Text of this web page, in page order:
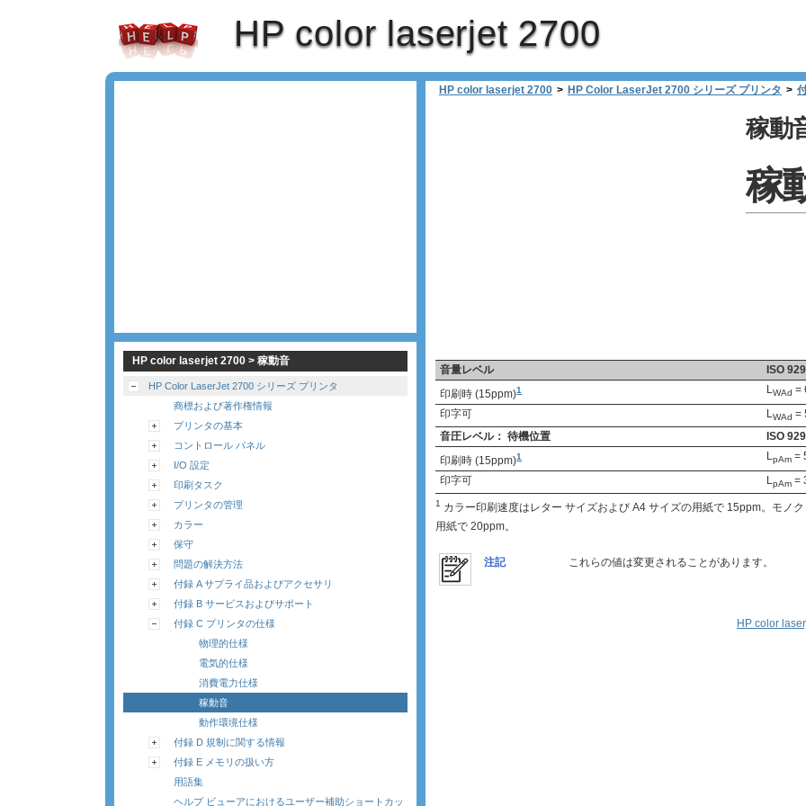
HP color laserjet 2700
HP color laserjet 2700 > HP Color LaserJet 2700 シリーズ プリンタ >
稼動
稼
音量レベル
ISO
印刷時 (15ppm)1 LWAd =
印字可
LWAd =
音圧レベル： 待機位置
ISO
印刷時 (15ppm)1 LpAm =
印字可
LpAm =
1 カラー印刷速度はレター サイズおよび A4 サイズの用紙で 15ppm。モノ
用紙で 20ppm。
注記 これらの値は変更されることがあります。
HP color
HP color laserjet 2700 > 稼動音
HP Color LaserJet 2700 シリーズ プリンタ
商標および著作権情報
プリンタの基本
コントロール パネル
I/O 設定
印刷タスク
プリンタの管理
カラー
保守
問題の解決方法
付録 A サプライ品およびアクセサリ
付録 B サービスおよびサポート
付録 C プリンタの仕様
物理的仕様
電気的仕様
消費電力仕様
稼動音
動作環境仕様
付録 D 規制に関する情報
付録 E メモリの扱い方
用語集
ヘルプ ビューアにおけるユーザー補助ショートカッ